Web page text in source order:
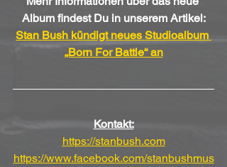
Album findest Du in unserem Artikel:
Stan Bush kündigt neues Studioalbum
„Born For Battle“ an
Kontakt:
https://stanbush.com
https://www.facebook.com/stanbushmus